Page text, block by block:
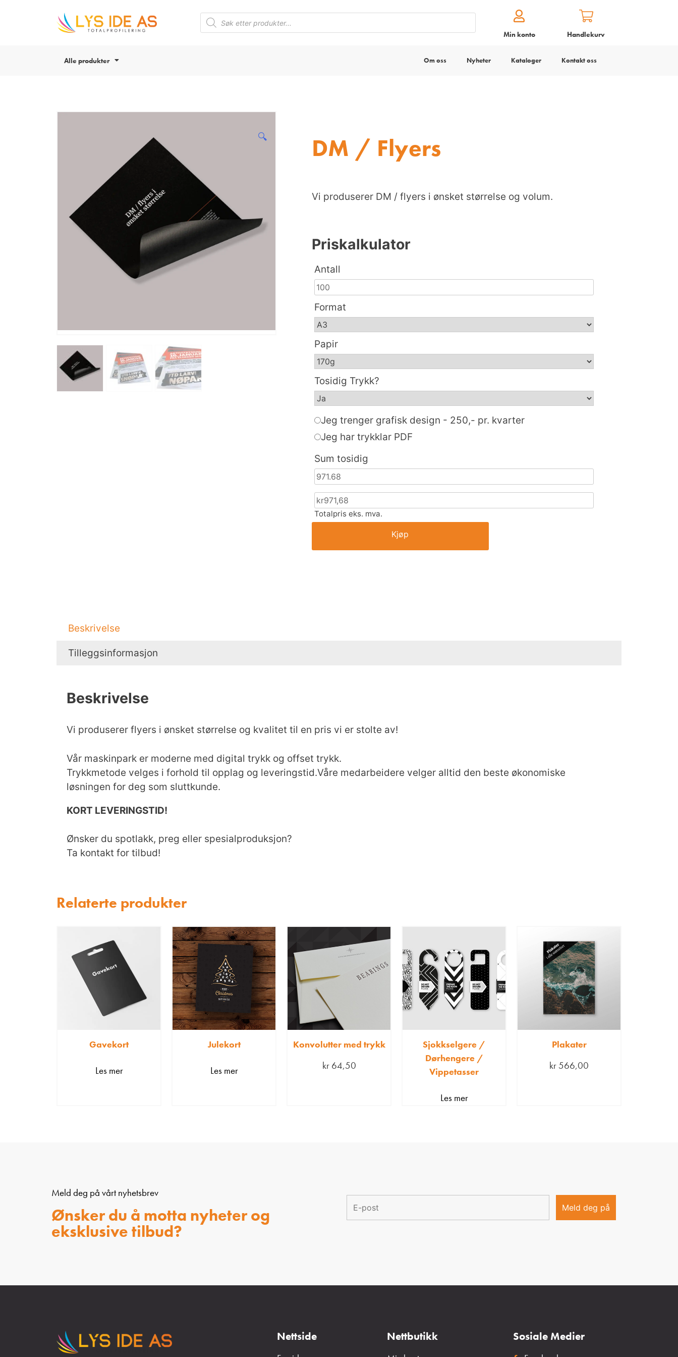
Min konto Handlekurv
Alle produkter Om oss Nyheter Kataloger Kontakt oss
🔍 DM / Flyers
Vi produserer DM / flyers i ønsket størrelse og volum.
Priskalkulator
Antall
Format
Papir
Tosidig Trykk?
Jeg trenger grafisk design - 250,- pr. kvarter
Jeg har trykklar PDF
Sum tosidig
Totalpris eks. mva.
Kjøp
Beskrivelse
Tilleggsinformasjon
Beskrivelse
Vi produserer flyers i ønsket størrelse og kvalitet til en pris vi er stolte av!
Vår maskinpark er moderne med digital trykk og offset trykk.
Trykkmetode velges i forhold til opplag og leveringstid.Våre medarbeidere velger alltid den beste økonomiske
løsningen for deg som sluttkunde.
KORT LEVERINGSTID!
Ønsker du spotlakk, preg eller spesialproduksjon?
Ta kontakt for tilbud!
Relaterte produkter
Gavekort
Les mer
Julekort
Les mer
Konvolutter med trykk
kr64,50
Sjokkselgere /
Dørhengere /
Vippetasser
Les mer
Plakater
kr 566,00
Meld deg på vårt nyhetsbrev
Ønsker du å motta nyheter og
eksklusive tilbud?
Nettside Nettbutikk Sosiale Medier